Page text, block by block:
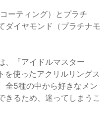
ーティング）とプラチ
ダイヤモンド（プラチナモ
、『アイドルマスター
を使ったアクリルリングス
全5種の中から好きなメン
きるため、迷ってしまうこ